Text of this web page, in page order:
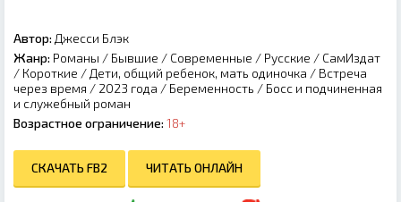
Автор: Джесси Блэк
Жанр: Романы / Бывшие / Современные / Русские / СамИздат
/ Короткие / Дети, общий ребенок, мать одиночка / Встреча
через время / 2023 года / Беременность / Босс и подчиненная
и служебный роман
Возрастное ограничение: 18+
СКАЧАТЬ FB2 ЧИТАТЬ ОНЛАЙН